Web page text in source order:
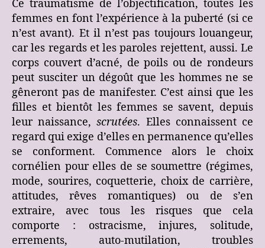
Ce traumatisme de l’objectification, toutes les
femmes en font l’expérience à la puberté (si ce
n’est avant). Et il n’est pas toujours louangeur,
car les regards et les paroles rejettent, aussi. Le
corps couvert d’acné, de poils ou de rondeurs
peut susciter un dégoût que les hommes ne se
gêneront pas de manifester. C’est ainsi que les
filles et bientôt les femmes se savent, depuis
leur naissance,scrutées. Elles connaissent ce
regard qui exige d’elles en permanence qu’elles
se conforment. Commence alors le choix
cornélien pour elles de se soumettre (régimes,
mode, sourires, coquetterie, choix de carrière,
attitudes, rêves romantiques) ou de s’en
extraire, avec tous les risques que cela
comporte : ostracisme, injures, solitude,
errements, auto-mutilation, troubles